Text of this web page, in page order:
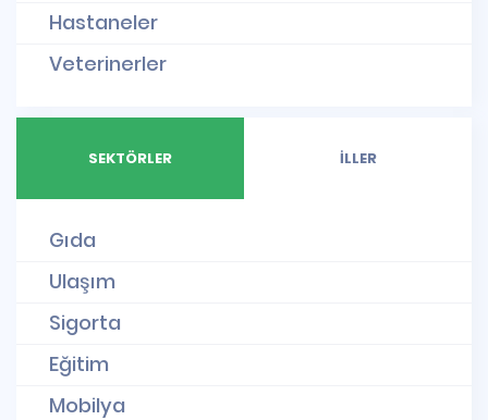
Hastaneler
Veterinerler
SEKTÖRLER İLLER
Gıda
Ulaşım
Sigorta
Eğitim
Mobilya